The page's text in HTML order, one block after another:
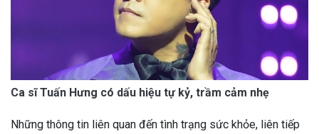
Ca sĩ Tuấn Hưng có dấu hiệu tự kỷ, trầm cảm nhẹ
Những thông tin liên quan đến tình trạng sức khỏe, liên tiếp